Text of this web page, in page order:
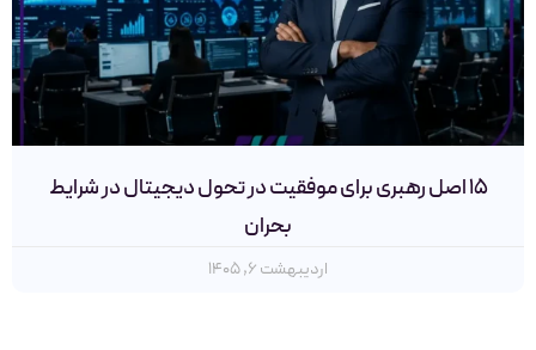
۱۵ اصل رهبری برای موفقیت در تحول دیجیتال در شرایط
بحران
اردیبهشت ۶, ۱۴۰۵